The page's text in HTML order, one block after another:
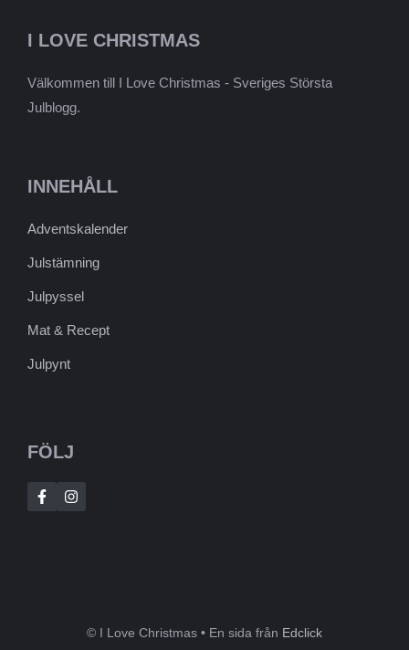
I LOVE CHRISTMAS
Välkommen till I Love Christmas - Sveriges Största
Julblogg.
INNEHÅLL
Adventskalender
Julstämning
Julpyssel
Mat & Recept
Julpynt
FÖLJ
© I Love Christmas • En sida från Edclick